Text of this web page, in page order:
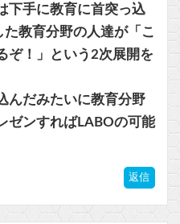
下手に教育に首突っ込
教育分野の人達が「こ
ぞ！」という2次展開を
んだみたいに教育分野
ゼンすればLABOの可能
返信